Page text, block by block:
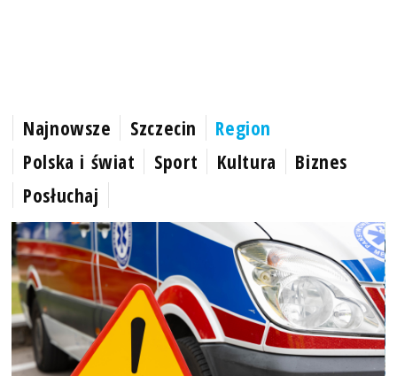
Najnowsze Szczecin
Region
Polska i świat
Sport Kultura
Biznes
Posłuchaj